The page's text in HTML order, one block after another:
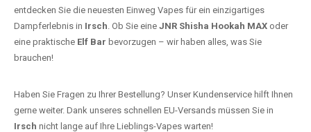
entdecken Sie die neuesten Einweg Vapes für ein einzigartiges
Dampferlebnis in Irsch. Ob Sie eine JNR Shisha Hookah MAX oder
eine praktische Elf Bar bevorzugen – wir haben alles, was Sie
brauchen!
Haben Sie Fragen zu Ihrer Bestellung? Unser Kundenservice hilft Ihnen
gerne weiter. Dank unseres schnellen EU-Versands müssen Sie in
Irsch nicht lange auf Ihre Lieblings-Vapes warten!